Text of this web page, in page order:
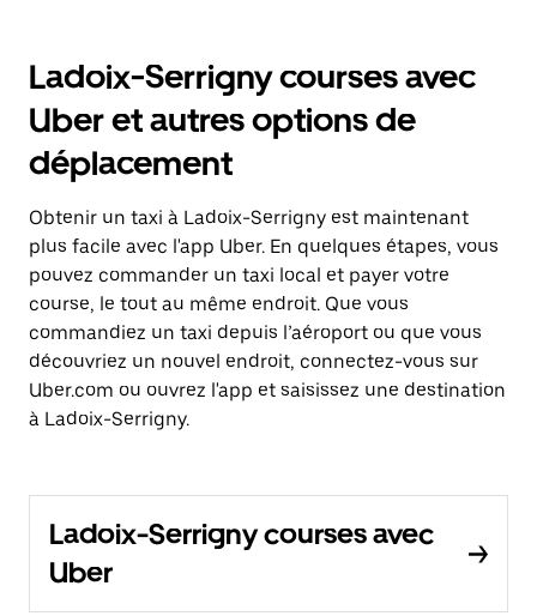
Ladoix-Serrigny courses avec
Uber et autres options de
déplacement
Obtenir un taxi à Ladoix-Serrigny est maintenant
plus facile avec l'app Uber. En quelques étapes, vous
pouvez commander un taxi local et payer votre
course, le tout au même endroit. Que vous
commandiez un taxi depuis l’aéroport ou que vous
découvriez un nouvel endroit, connectez-vous sur
Uber.com ou ouvrez l'app et saisissez une destination
à Ladoix-Serrigny.
Ladoix-Serrigny courses avec
Uber